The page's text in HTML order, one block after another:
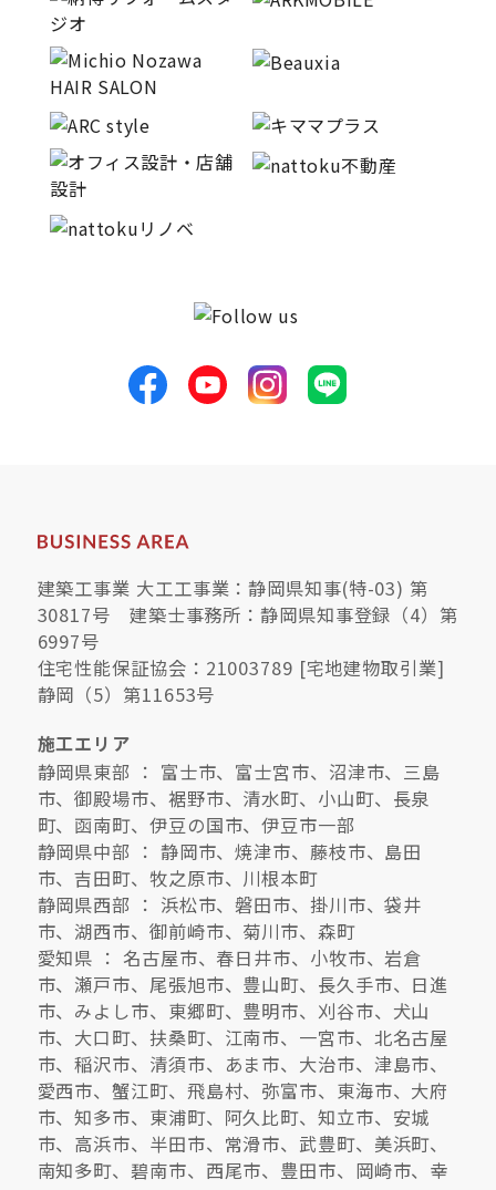
建築工事業 大工工事業：静岡県知事(特-03) 第
30817号 建築士事務所：静岡県知事登録（4）第
6997号
住宅性能保証協会：21003789 [宅地建物取引業]
静岡（5）第11653号
施工エリア
静岡県東部 ： 富士市、富士宮市、沼津市、三島
市、御殿場市、裾野市、清水町、小山町、長泉
町、函南町、伊豆の国市、伊豆市一部
静岡県中部 ： 静岡市、焼津市、藤枝市、島田
市、吉田町、牧之原市、川根本町
静岡県西部 ： 浜松市、磐田市、掛川市、袋井
市、湖西市、御前崎市、菊川市、森町
愛知県 ： 名古屋市、春日井市、小牧市、岩倉
市、瀬戸市、尾張旭市、豊山町、長久手市、日進
市、みよし市、東郷町、豊明市、刈谷市、犬山
市、大口町、扶桑町、江南市、一宮市、北名古屋
市、稲沢市、清須市、あま市、大治市、津島市、
愛西市、蟹江町、飛島村、弥富市、東海市、大府
市、知多市、東浦町、阿久比町、知立市、安城
市、高浜市、半田市、常滑市、武豊町、美浜町、
南知多町、碧南市、西尾市、豊田市、岡崎市、幸